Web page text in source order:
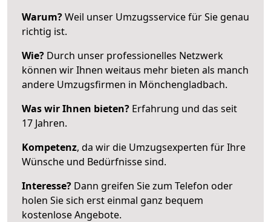
Warum?Weil unser Umzugsservice für Sie genau
richtig ist.
Wie? Durch unser professionelles Netzwerk
können wir Ihnen weitaus mehr bieten als manch
andere Umzugsfirmen in Mönchengladbach.
Was wir Ihnen bieten? Erfahrung und das seit
17 Jahren.
Kompetenz, da wir die Umzugsexperten für Ihre
Wünsche und Bedürfnisse sind.
Interesse? Dann greifen Sie zum Telefon oder
holen Sie sich erst einmal ganz bequem
kostenlose Angebote.